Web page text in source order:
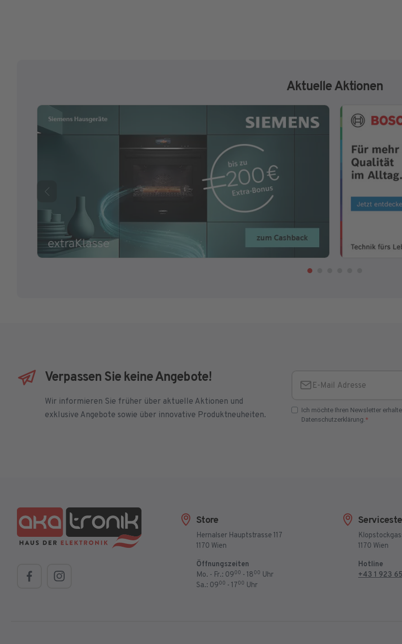
Aktuelle Aktionen
Verpassen Sie keine Angebote!
Wir informieren Sie früher über aktuelle Aktionen und
exklusive Angebote sowie über innovative Produktneuheiten.
Ich möchte Ihren Newsletter
Datenschutzerklärung.
Store
Hernalser Hauptstrasse 117
1170 Wien
Öffnungszeiten
Mo. - Fr.: 0900 - 1800 Uhr
Sa.: 0900 - 1700 Uhr
1170 Wien
Hotline
+43 1 923